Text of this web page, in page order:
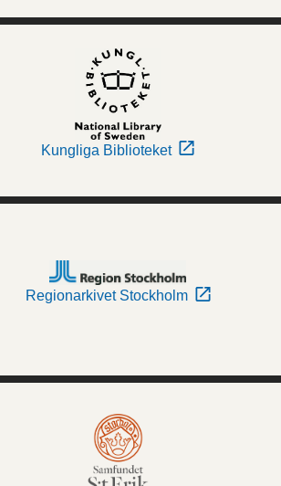
Kungliga Biblioteket
Regionarkivet Stockholm